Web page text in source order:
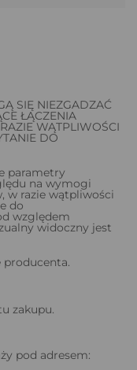
SIĘ NIEZGADZAĆ
ŁĄCZENIA
WĄTPLIWOŚCI
DO
parametry
na wymogi
w razie wątpliwości
do
względem
widoczny jest
producenta.
zakupu.
pod adresem: